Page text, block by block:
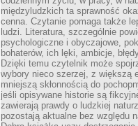
międzyludzkich ta sprawność
cenna. Czytanie pomaga także
ludzi. Literatura, szczególnie
psychologiczne i obyczajowe,
bohaterów, ich lęki, ambicje,
Dzięki temu czytelnik może
wybory nieco szerzej, z większą
mniejszą skłonnością do
jeśli opisywane historie są
zawierają prawdy o ludzkiej
pozostają aktualne bez względu